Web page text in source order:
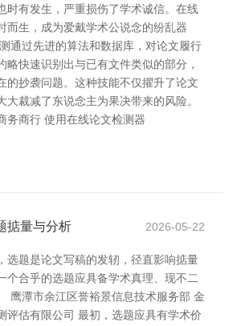
时有发生，严重损伤了学术诚信。在线
而生，成为爱戴学术公说念的纷乱器
通过先进的算法和数据库，对论文履行
略快速识别出与已有文件类似的部分，
的抄袭问题。这种技能不仅擢升了论文
大裁减了东说念主为果决带来的风险。
务商行 使用在线论文检测器
掂量与分析 2026-05-22
选题是论文写稿的发轫，径直影响掂量
个合乎的选题应具备学术真理、现不二
鹰潭市余江区誉裕景信息技术服务部 金
评估有限公司 最初，选题应具有学术价